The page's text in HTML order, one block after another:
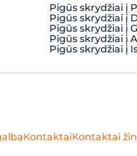
Pigūs skrydžiai į
Pigūs skrydžiai į
Pigūs skrydžiai į
Pigūs skrydžiai į
Pigūs skrydžiai į
KontaktaiKontaktai